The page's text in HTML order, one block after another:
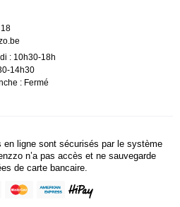
: 10h30-18h
14h30
: Fermé
en ligne sont sécurisés par le système
n’a pas accès et ne sauvegarde
de carte bancaire.